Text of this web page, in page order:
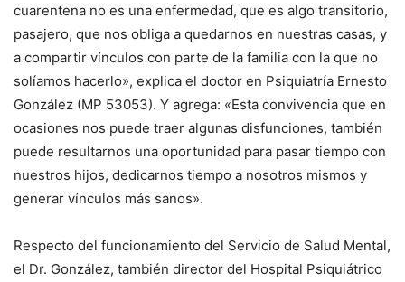
cuarentena no es una enfermedad, que es algo transitorio,
pasajero, que nos obliga a quedarnos en nuestras casas, y
a compartir vínculos con parte de la familia con la que no
solíamos hacerlo», explica el doctor en Psiquiatría Ernesto
González (MP 53053). Y agrega: «Esta convivencia que en
ocasiones nos puede traer algunas disfunciones, también
puede resultarnos una oportunidad para pasar tiempo con
nuestros hijos, dedicarnos tiempo a nosotros mismos y
generar vínculos más sanos».
Respecto del funcionamiento del Servicio de Salud Mental,
el Dr. González, también director del Hospital Psiquiátrico